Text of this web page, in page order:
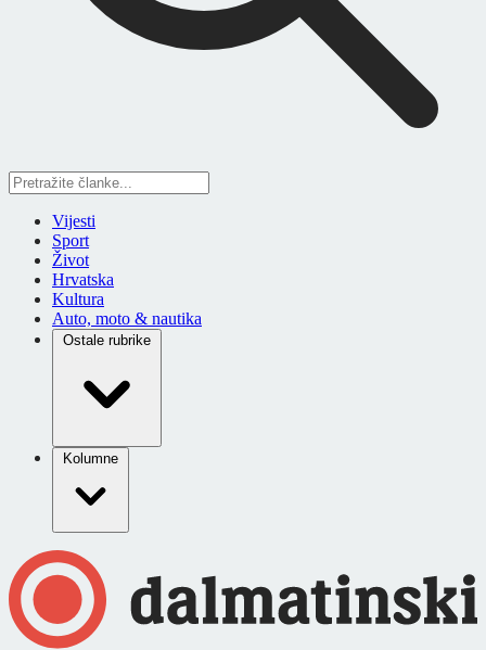
Vijesti
Sport
Život
Hrvatska
Kultura
Auto, moto & nautika
Ostale rubrike
Kolumne